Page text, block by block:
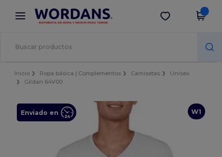
× App de Wordans
¡Mejores precios en app!
Descargar app
Inicio Ropa básica | Complementos Camisetas
Unisex
Gildan 64V00
W1
Enviado en